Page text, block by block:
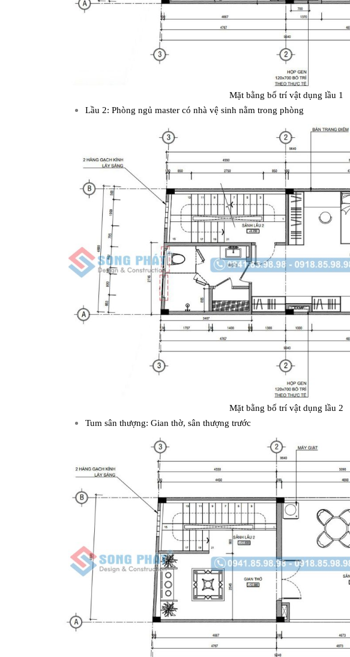
Mặt bằng bố trí vật dụng lầu 1
Lầu 2: Phòng ngủ master có nhà vệ sinh nằm trong phòng
Mặt bằng bố trí vật dụng lầu 2
Tum sân thượng: Gian thờ, sân thượng trước